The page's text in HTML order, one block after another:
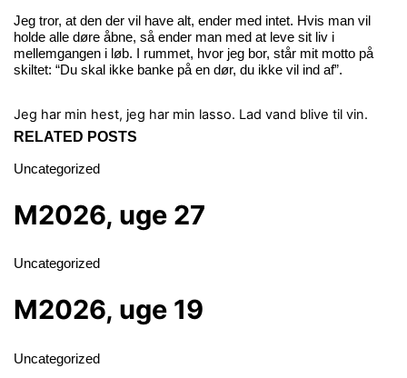
Jeg tror, at den der vil have alt, ender med intet. Hvis man vil
holde alle døre åbne, så ender man med at leve sit liv i
mellemgangen i løb. I rummet, hvor jeg bor, står mit motto på
skiltet: “Du skal ikke banke på en dør, du ikke vil ind af”.
Jeg har min hest, jeg har min lasso. Lad vand blive til vin.
RELATED POSTS
Uncategorized
M2026, uge 27
Uncategorized
M2026, uge 19
Uncategorized